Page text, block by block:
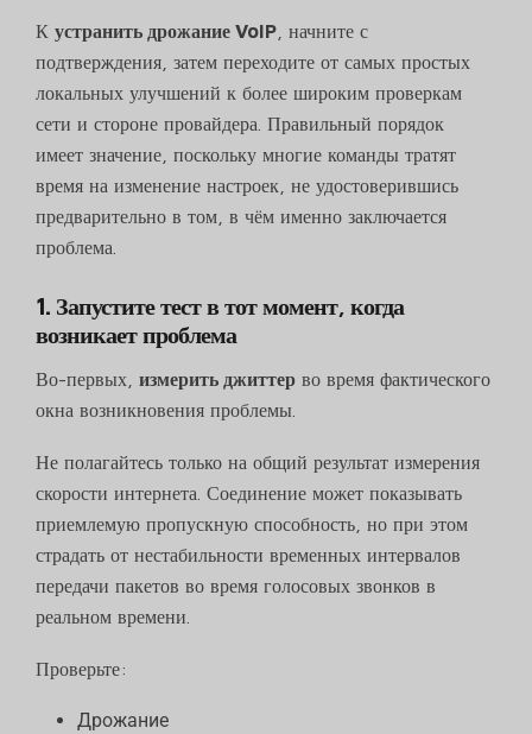
К устранить дрожание VoIP , начните с
подтверждения, затем переходите от самых простых
локальных улучшений к более широким проверкам
сети и стороне провайдера. Правильный порядок
имеет значение, поскольку многие команды тратят
время на изменение настроек, не удостоверившись
предварительно в том, в чём именно заключается
проблема.
1. Запустите тест в тот момент, когда
возникает проблема
Во-первых, измерить джиттер во время фактического
окна возникновения проблемы.
Не полагайтесь только на общий результат измерения
скорости интернета. Соединение может показывать
приемлемую пропускную способность, но при этом
страдать от нестабильности временных интервалов
передачи пакетов во время голосовых звонков в
реальном времени.
Проверьте:
Дрожание